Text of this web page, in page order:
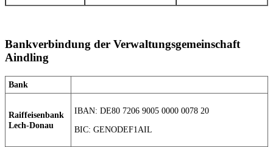
Bankverbindung der Verwaltungsgemeinschaft
Aindling
Bank
Raiffeisenbank
Lech-Donau
IBAN: DE80 7206 9005 0000 0078 20
BIC: GENODEF1AIL